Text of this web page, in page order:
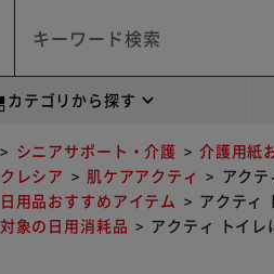
カテゴリから探す
シニアサポート・介護 介護用紙
クレシア 肌ケアアクティ
アク
日用品おすすめアイテム
アクティ
対象の日用消耗品 アクティ トイ